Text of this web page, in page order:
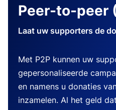
Peer-to-peer
Laat uw supporters de
Met P2P kunnen uw
gepersonaliseerde
en namens u donaties
inzamelen. Al het geld